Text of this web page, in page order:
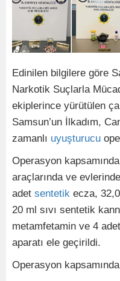
Edinilen bilgilere göre
Narkotik Suçlarla
ekiplerince yürütülen
Samsun’un İlkadım,
zamanlı uyuşturucu
Operasyon
araçlarında ve
adet sentetik ecza,
20 ml sıvı sentetik
metamfetamin ve 4
aparatı ele geçirildi.
Operasyon